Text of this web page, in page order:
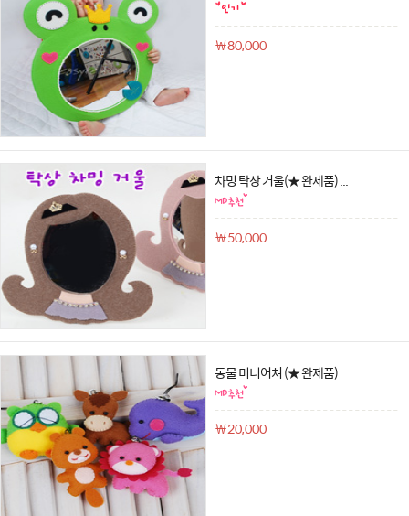
￦80,000
차밍 탁상 거울(★ 완제품) ...
￦50,000
동물 미니어쳐 (★ 완제품)
￦20,000